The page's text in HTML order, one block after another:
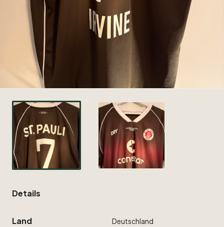
Details
Land Deutschland